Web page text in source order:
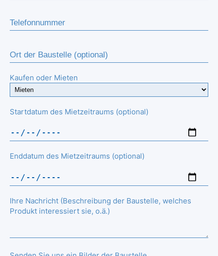
Kaufen oder Mieten
Startdatum des Mietzeitraums (optional)
Enddatum des Mietzeitraums (optional)
Ihre Nachricht (Beschreibung der Baustelle, welches
Produkt interessiert sie, o.ä.)